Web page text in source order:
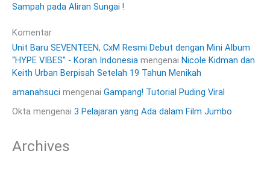
Sampah pada Aliran Sungai !
Komentar
Unit Baru SEVENTEEN, CxM Resmi Debut dengan Mini Album
“HYPE VIBES” - Koran Indonesia mengenai Nicole Kidman dan
Keith Urban Berpisah Setelah 19 Tahun Menikah
amanahsuci mengenai Gampang! Tutorial Puding Viral
Okta mengenai 3 Pelajaran yang Ada dalam Film Jumbo
Archives